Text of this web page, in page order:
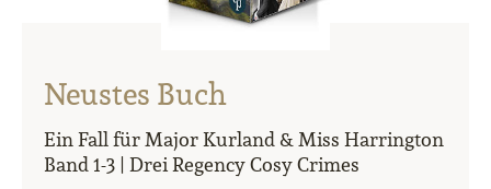
Neustes Buch
Ein Fall für Major Kurland & Miss Harrington
Band 1-3 | Drei Regency Cosy Crimes